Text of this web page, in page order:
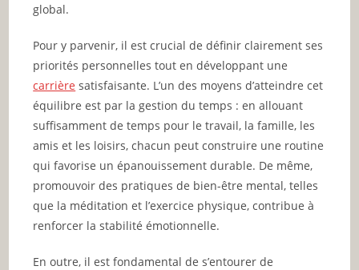
global.
Pour y parvenir, il est crucial de définir clairement ses
priorités personnelles tout en développant une
carrière satisfaisante. L’un des moyens d’atteindre cet
équilibre est par la gestion du temps : en allouant
suffisamment de temps pour le travail, la famille, les
amis et les loisirs, chacun peut construire une routine
qui favorise un épanouissement durable. De même,
promouvoir des pratiques de bien-être mental, telles
que la méditation et l’exercice physique, contribue à
renforcer la stabilité émotionnelle.
En outre, il est fondamental de s’entourer de